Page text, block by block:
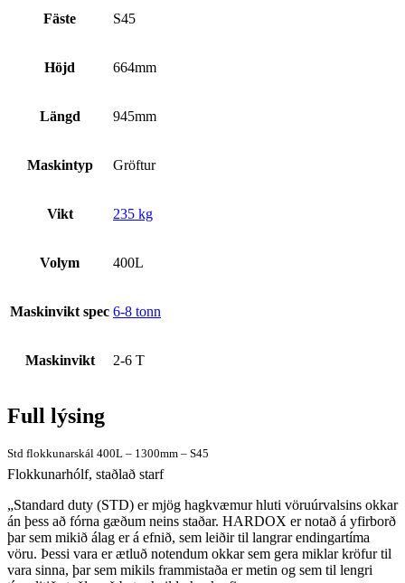
Fäste S45
Höjd 664mm
Längd 945mm
Maskintyp Gröftur
Vikt 235 kg
Volym 400L
Maskinvikt spec 6-8 tonn
Maskinvikt 2-6 T
Full lýsing
Std flokkunarskál 400L – 1300mm – S45
Flokkunarhólf, staðlað starf
„Standard duty (STD) er mjög hagkvæmur hluti vöruúrvalsins okkar
án þess að fórna gæðum neins staðar. HARDOX er notað á yfirborð
þar sem mikið álag er á efnið, sem leiðir til langrar endingartíma
vöru. Þessi vara er ætluð notendum okkar sem gera miklar kröfur til
vara sinna, þar sem mikils frammistaða er metin og sem til lengri